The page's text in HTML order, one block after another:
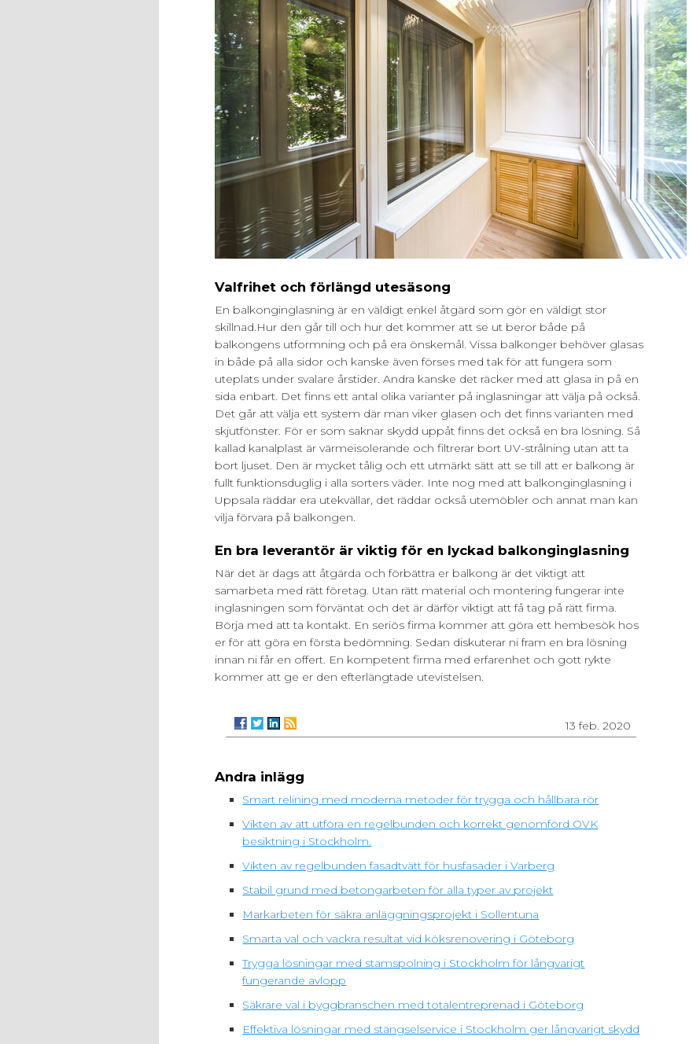
Valfrihet och förlängd utesäsong
En balkonginglasning är en väldigt enkel åtgärd som gör en väldigt stor
skillnad.Hur den går till och hur det kommer att se ut beror både på
balkongens utformning och på era önskemål. Vissa balkonger behöver glasas
in både på alla sidor och kanske även förses med tak för att fungera som
uteplats under svalare årstider. Andra kanske det räcker med att glasa in på en
sida enbart. Det finns ett antal olika varianter på inglasningar att välja på också.
Det går att välja ett system där man viker glasen och det finns varianten med
skjutfönster. För er som saknar skydd uppåt finns det också en bra lösning. Så
kallad kanalplast är värmeisolerande och filtrerar bort UV-strålning utan att ta
bort ljuset. Den är mycket tålig och ett utmärkt sätt att se till att er balkong är
fullt funktionsduglig i alla sorters väder. Inte nog med att balkonginglasning i
Uppsala räddar era utekvällar, det räddar också utemöbler och annat man kan
vilja förvara på balkongen.
En bra leverantör är viktig för en lyckad balkonginglasning
När det är dags att åtgärda och förbättra er balkong är det viktigt att
samarbeta med rätt företag. Utan rätt material och montering fungerar inte
inglasningen som förväntat och det är därför viktigt att få tag på rätt firma.
Börja med att ta kontakt. En seriös firma kommer att göra ett hembesök hos
er för att göra en första bedömning. Sedan diskuterar ni fram en bra lösning
innan ni får en offert. En kompetent firma med erfarenhet och gott rykte
kommer att ge er den efterlängtade utevistelsen.
13 feb. 2020
Andra inlägg
Smart relining med moderna metoder för trygga och hållbara rör
Vikten av att utföra en regelbunden och korrekt genomförd OVK
besiktning i Stockholm.
Vikten av regelbunden fasadtvätt för husfasader i Varberg
Stabil grund med betongarbeten för alla typer av projekt
Markarbeten för säkra anläggningsprojekt i Sollentuna
Smarta val och vackra resultat vid köksrenovering i Göteborg
Trygga lösningar med stamspolning i Stockholm för långvarigt
fungerande avlopp
Säkrare val i byggbranschen med totalentreprenad i Göteborg
Effektiva lösningar med stängselservice i Stockholm ger långvarigt skydd